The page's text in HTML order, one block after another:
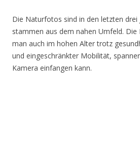
Die Naturfotos sind in den letzten drei
stammen aus dem nahen Umfeld. Die
man auch im hohen Alter trotz
und eingeschränkter Mobilität,
Kamera einfangen kann.